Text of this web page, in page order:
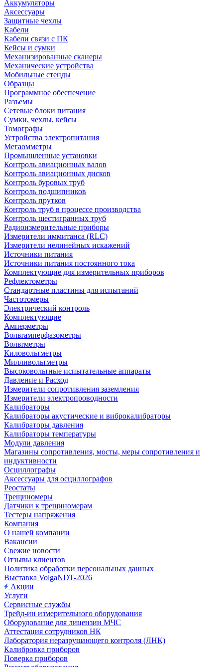
Аккумуляторы
Аксессуары
Защитные чехлы
Кабели
Кабели связи с ПК
Кейсы и сумки
Механизированные сканеры
Механические устройства
Мобильные стенды
Образцы
Программное обеспечение
Разъемы
Сетевые блоки питания
Сумки, чехлы, кейсы
Томографы
Устройства электропитания
Мегаомметры
Промышленные установки
Контроль авиационных валов
Контроль авиационных дисков
Контроль буровых труб
Контроль подшипников
Контроль прутков
Контроль труб в процессе производства
Контроль шестигранных труб
Радиоизмерительные приборы
Измерители иммитанса (RLC)
Измерители нелинейных искажений
Источники питания
Источники питания постоянного тока
Комплектующие для измерительных приборов
Рефлектометры
Стандартные пластины для испытаний
Частотомеры
Электрический контроль
Комплектующие
Амперметры
Вольтамперфазометры
Вольтметры
Киловольтметры
Милливольтметры
Высоковольтные испытательные аппараты
Давление и Расход
Измерители сопротивления заземления
Измерители электропроводности
Калибраторы
Калибраторы акустические и виброкалибраторы
Калибраторы давления
Калибраторы температуры
Модули давления
Магазины сопротивления, мосты, меры сопротивления и
индуктивности
Осциллографы
Аксессуары для осциллографов
Реостаты
Трещиномеры
Датчики к трещиномерам
Тестеры напряжения
Компания
О нашей компании
Вакансии
Свежие новости
Отзывы клиентов
Политика обработки персональных данных
Выставка VolgaNDT-2026
Акции
Услуги
Сервисные службы
Трейд-ин измерительного оборудования
Оборудование для лицензии МЧС
Аттестация сотрудников НК
Лаборатория неразрушающего контроля (ЛНК)
Калибровка приборов
Поверка приборов